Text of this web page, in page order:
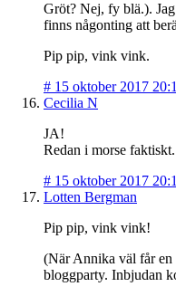
Gröt? Nej, fy blä.).
finns någonting att
Pip pip, vink vink.
# 15 oktober 2017
Cecilia N
JA!
Redan i morse faktiskt.
# 15 oktober 2017
Lotten Bergman
Pip pip, vink vink!
(När Annika väl får
bloggparty. Inbjudan